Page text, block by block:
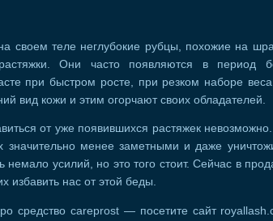
своем теле неглубокие рубцы, похожие на
Они часто появляются в период
при быстром росте, при резком наборе
вид кожи и этим огорчают своих обладателей.
от уже появившихся растяжек
значительно менее заметными и даже
немало усилий, но это того стоит. Сейчас в
избавить нас от этой беды.
средство careprost — посетите сайт